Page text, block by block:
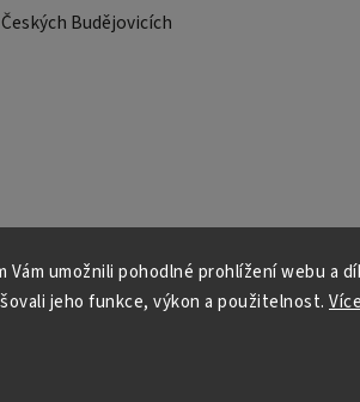
Vám umožnili pohodlné prohlížení webu a
jeho funkce, výkon a použitelnost.
Budějovicích